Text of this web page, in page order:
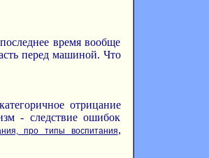
время вообще
перед машиной. Что
отрицание
- следствие ошибок
про типы воспитания,